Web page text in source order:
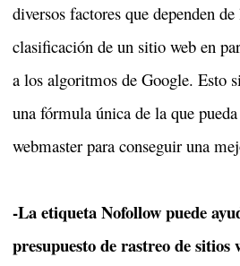
diversos factores que dependen
clasificación de un sitio web en
a los algoritmos de Google. Esto
una fórmula única de la que
webmaster para conseguir una
-La etiqueta Nofollow puede
presupuesto de rastreo de sitios